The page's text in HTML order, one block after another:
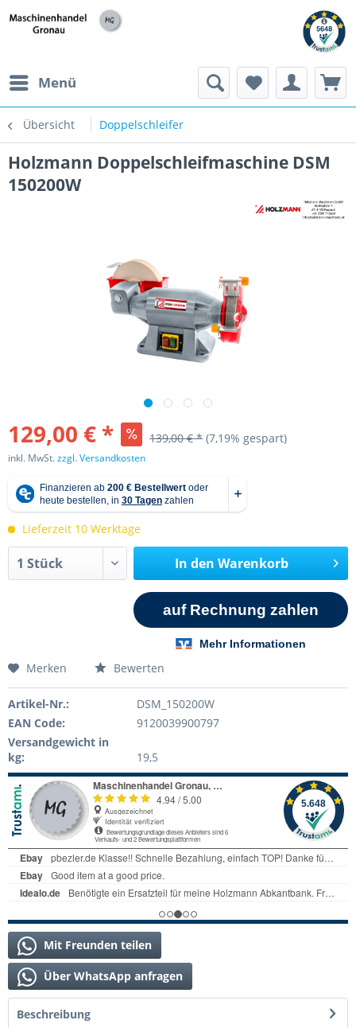
Menü
Übersicht Doppelschleifer
Holzmann Doppelschleifmaschine DSM
150200W
129,00 € * 139,00 € * (7,19% gespart)
inkl. MwSt.zzgl. Versandkosten
Lieferzeit 10 Werktage
In den Warenkorb
Merken Bewerten
Artikel-Nr.:
DSM_150200W
EAN Code:
9120039900797
Versandgewicht in
kg:
19,5
Mit Freunden teilen
Über WhatsApp anfragen
Beschreibung